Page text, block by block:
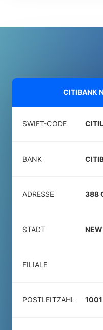
CITIBANK
SWIFT-CODE
BANK
ADRESSE 388
STADT
FILIALE
POSTLEITZAHL